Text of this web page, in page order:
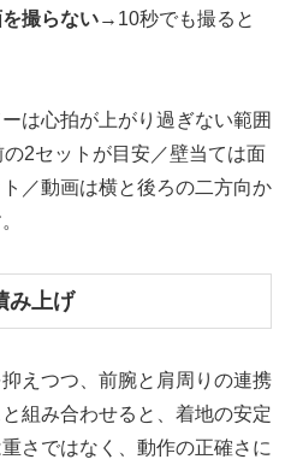
撮らない→10秒でも撮ると
は心拍が上がり過ぎない範囲
2セットが目安／壁当ては面
／動画は横と後ろの二方向か
み上げ
えつつ、前腕と肩周りの連携
組み合わせると、着地の安定
さではなく、動作の正確さに